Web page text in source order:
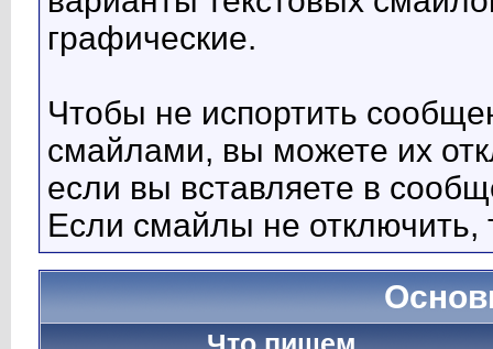
графические.
Чтобы не испортить
смайлами, вы можете их
если вы вставляете в
Если смайлы не отключить,